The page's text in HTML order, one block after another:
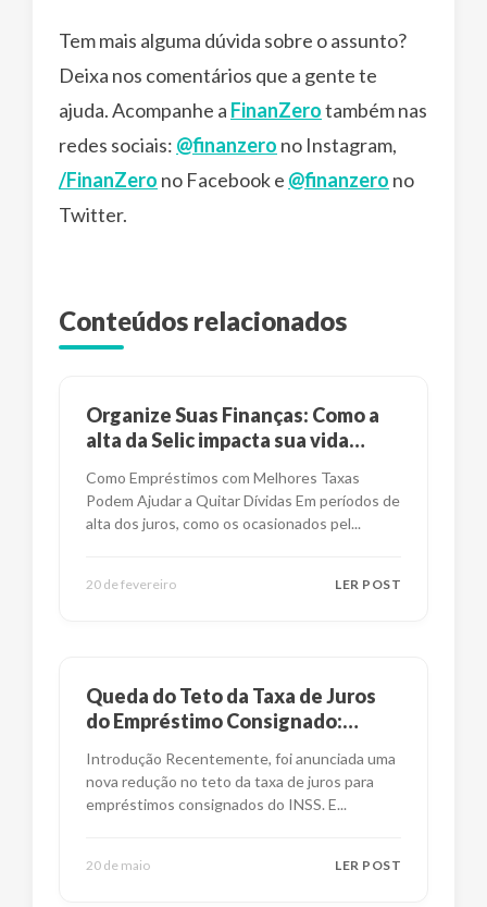
Tem mais alguma dúvida sobre o assunto?
Deixa nos comentários que a gente te
ajuda. Acompanhe a FinanZerotambém nas
redes sociais: @finanzero no Instagram,
/FinanZero no Facebook e @finanzero no
Twitter.
Conteúdos relacionados
Organize Suas Finanças: Como a
alta da Selic impacta sua vida
Como Empréstimos com Melhores Taxas
Podem Ajudar a Quitar Dívidas Em períodos de
alta dos juros, como os ocasionados pel...
20 de fevereiro LER POST
Queda do Teto da Taxa de Juros
do Empréstimo Consignado:
Introdução Recentemente, foi anunciada uma
nova redução no teto da taxa de juros para
empréstimos consignados do INSS. E...
20 de maio LER POST